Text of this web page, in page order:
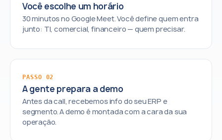
Você escolhe um horário
30 minutos no Google Meet. Você define quem entra
junto: TI, comercial, financeiro — quem precisar.
PASSO 02
A gente prepara a demo
Antes da call, recebemos info do seu ERP e
segmento. A demo é montada com a cara da sua
operação.